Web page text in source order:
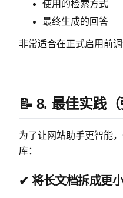
使用的检索方式
最终生成的回答
非常适合在正式启用前调
📝 8. 最佳实践（
为了让网站助手更智能
库：
✔ 将长文档拆成更